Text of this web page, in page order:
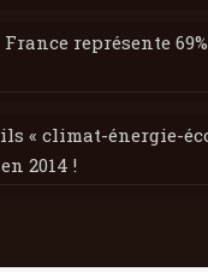
représente
« climat-énergie-
2014 !